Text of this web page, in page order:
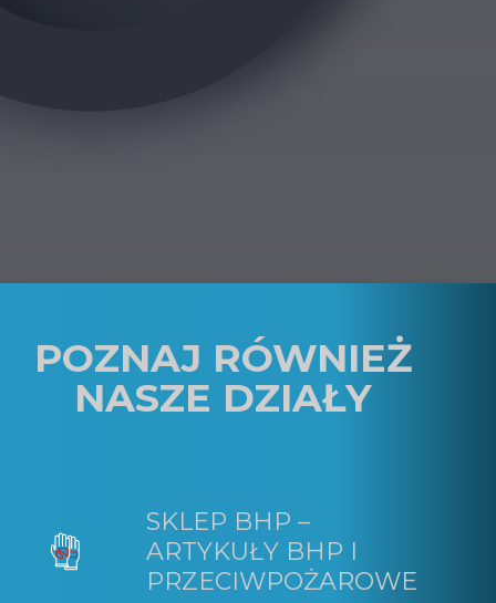
POZNAJ RÓWNIEŻ
NASZE DZIAŁY
SKLEP BHP –
ARTYKUŁY BHP I
PRZECIWPOŻAROWE